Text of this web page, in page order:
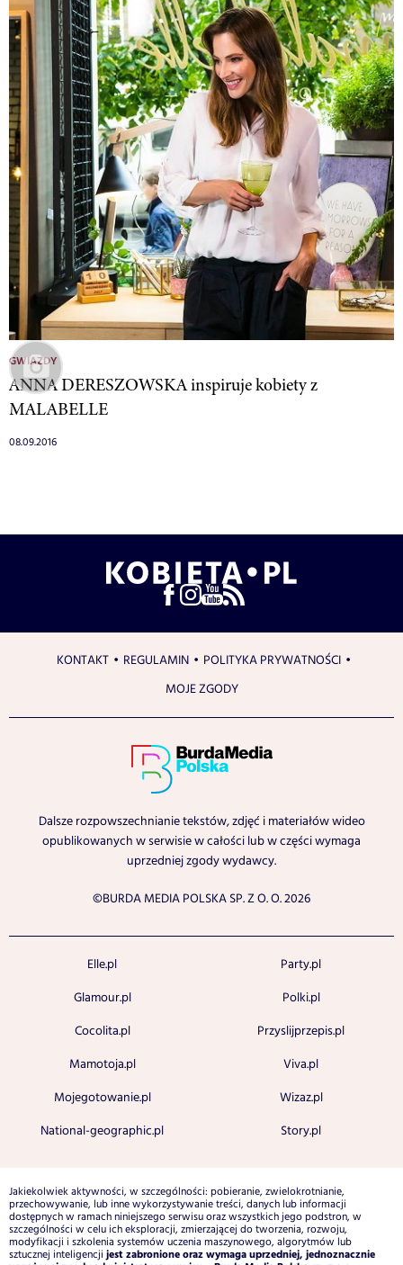
GWIAZDY
ANNA DERESZOWSKA inspiruje kobiety z
MALABELLE
08.09.2016
KONTAKT REGULAMIN
POLITYKA PRYWATNOŚCI
MOJE ZGODY
Dalsze rozpowszechnianie tekstów, zdjęć i materiałów wideo
opublikowanych w serwisie w całości lub w części wymaga
uprzedniej zgody wydawcy.
©BURDA MEDIA POLSKA SP. Z O. O. 2026
Elle.pl
Glamour.pl
Cocolita.pl
Mamotoja.pl
Mojegotowanie.pl
National-geographic.pl
Party.pl
Polki.pl
Przyslijprzepis.pl
Viva.pl
Wizaz.pl
Story.pl
Jakiekolwiek aktywności, w szczególności: pobieranie, zwielokrotnianie,
przechowywanie, lub inne wykorzystywanie treści, danych lub informacji
dostępnych w ramach niniejszego serwisu oraz wszystkich jego podstron, w
szczególności w celu ich eksploracji, zmierzającej do tworzenia, rozwoju,
modyfikacji i szkolenia systemów uczenia maszynowego, algorytmów lub
sztucznej inteligencji jest zabronione oraz wymaga uprzedniej, jednoznacznie